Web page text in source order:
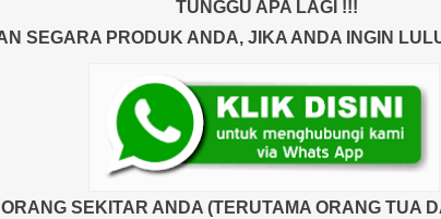
TUNGGU APA LAGI !!!
SEGARA PRODUK ANDA, JIKA ANDA INGIN
SEKITAR ANDA (TERUTAMA ORANG TUA